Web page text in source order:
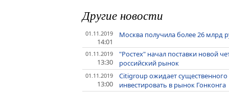
Другие новости
01.11.2019
14:01
Москва получила более 26 млрд
01.11.2019
13:30
"Ростех" начал поставки новой
российский рынок
01.11.2019
13:00
Citigroup ожидает
инвестировать в рынок Гонконга